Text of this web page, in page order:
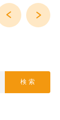
検 索